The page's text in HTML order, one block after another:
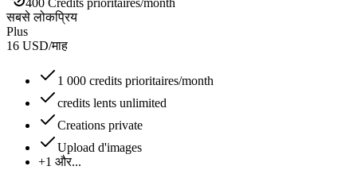
400 Credits prioritaires/month
सबसे लोकप्रिय
Plus
16 USD/माह
1 000 credits prioritaires/month
credits lents unlimited
Creations private
Upload d'images
+1 और...